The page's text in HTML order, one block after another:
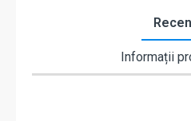
Informații